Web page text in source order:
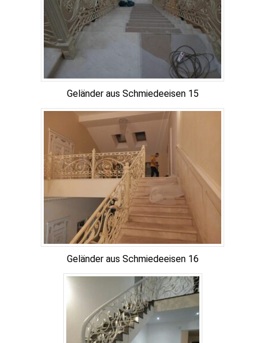
Geländer aus Schmiedeeisen 15
Geländer aus Schmiedeeisen 16